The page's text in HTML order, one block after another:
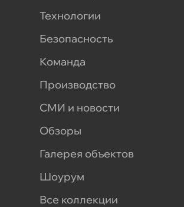
Технологии
Безопасность
Команда
Производство
СМИ и новости
Обзоры
Галерея объектов
Шоурум
Все коллекции